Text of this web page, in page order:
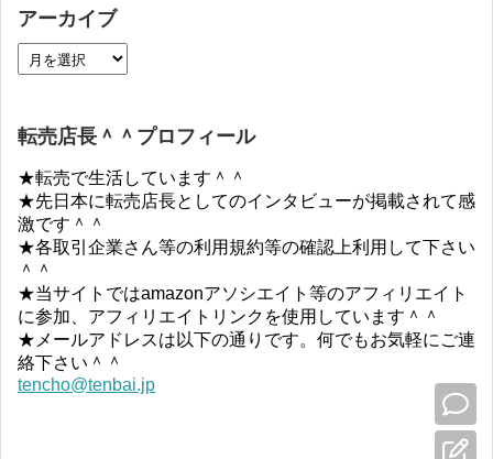
アーカイブ
転売店長＾＾プロフィール
★転売で生活しています＾＾
★先日本に転売店長としてのインタビューが掲載されて感
激です＾＾
★各取引企業さん等の利用規約等の確認上利用して下さい
＾＾
★当サイトではamazonアソシエイト等のアフィリエイト
に参加、アフィリエイトリンクを使用しています＾＾
★メールアドレスは以下の通りです。何でもお気軽にご連
絡下さい＾＾
tencho@tenbai.jp